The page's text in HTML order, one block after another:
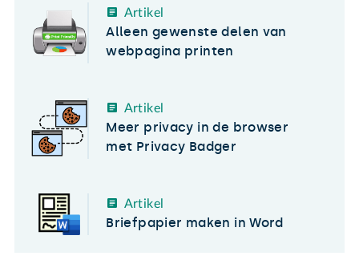
Artikel
Alleen gewenste delen van
webpagina printen
Artikel
Meer privacy in de browser
met Privacy Badger
Artikel
Briefpapier maken in Word